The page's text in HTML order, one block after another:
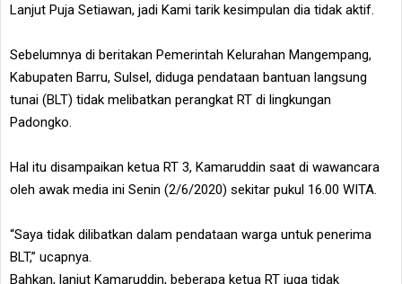
Lanjut Puja Setiawan, jadi Kami tarik kesimpulan dia tidak aktif.
Sebelumnya di beritakan Pemerintah Kelurahan Mangempang,
Kabupaten Barru, Sulsel, diduga pendataan bantuan langsung
tunai (BLT) tidak melibatkan perangkat RT di lingkungan
Padongko.
Hal itu disampaikan ketua RT 3, Kamaruddin saat di wawancara
oleh awak media ini Senin (2/6/2020) sekitar pukul 16.00 WITA.
“Saya tidak dilibatkan dalam pendataan warga untuk penerima
BLT,” ucapnya.
Bahkan, lanjut Kamaruddin, beberapa ketua RT juga tidak